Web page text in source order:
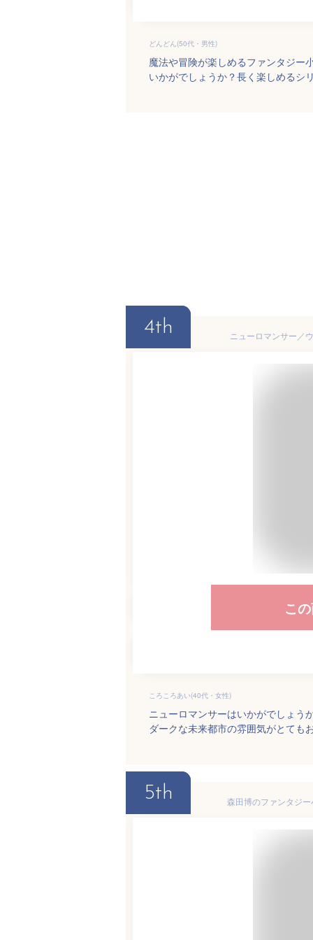
どんどん(50代・男性)
魔法や冒険が楽しめるファンタジー
いかがでしょうか？長く楽しめるシ
4th ニューロマンサー／
こ
ころころあい(40代・女性)
ニューロマンサーはいかがでしょう
ダークな未来都市の雰囲気がとても
5th 森田博のファンタジ